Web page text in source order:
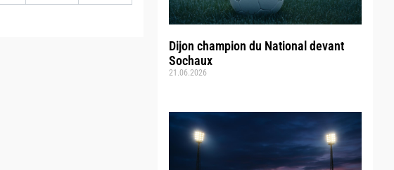
Dijon champion du National devant
Sochaux
21.06.2026